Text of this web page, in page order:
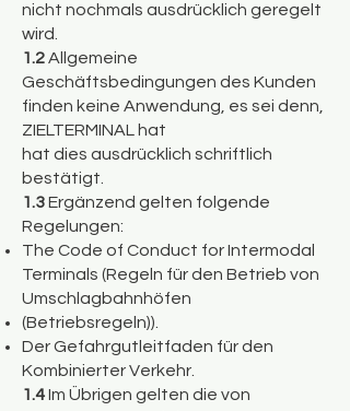
nicht nochmals ausdrücklich geregelt
wird.
1.2Allgemeine
Geschäftsbedingungen des Kunden
finden keine Anwendung, es sei denn,
ZIELTERMINAL hat
hat dies ausdrücklich schriftlich
bestätigt.
1.3Ergänzend gelten folgende
Regelungen:
The Code of Conduct for Intermodal
Terminals (Regeln für den Betrieb von
Umschlagbahnhöfen
(Betriebsregeln)).
Der Gefahrgutleitfaden für den
Kombinierter Verkehr.
1.4Im Übrigen gelten die von